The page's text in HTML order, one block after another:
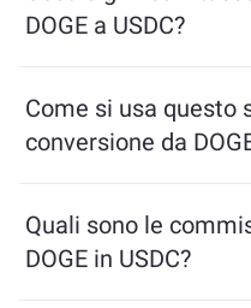
DOGE a USDC?
cambio di DOGE. Questo
condizioni di mercato,
Come si usa questo
conversione da
scambiare, e lo
di USDC che riceverai.
Quali sono le
DOGE in USDC?